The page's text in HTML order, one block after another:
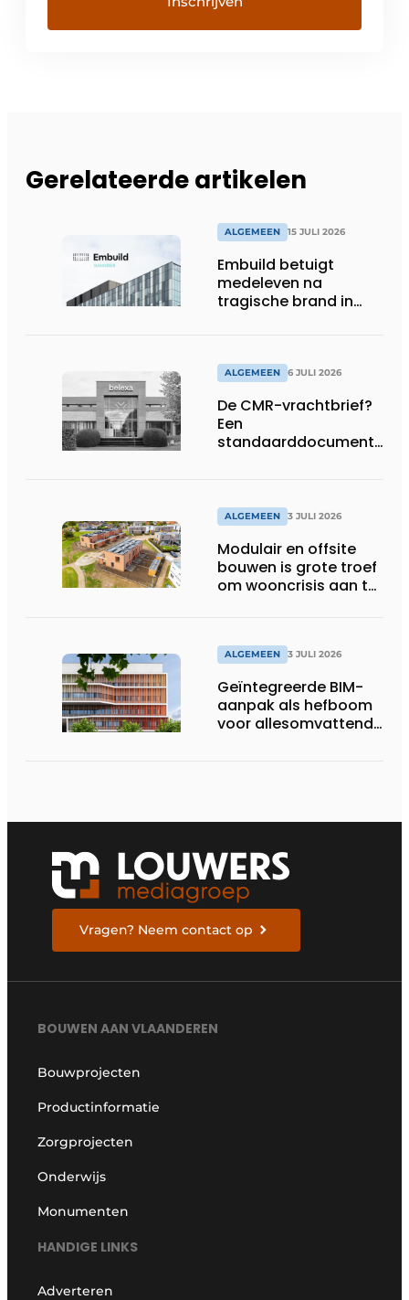
Gerelateerde artikelen
ALGEMEEN 15 JULI 2026
Embuild betuigt
medeleven na
tragische brand in
ALGEMEEN 6 JULI 2026
De CMR-vrachtbrief?
Een
standaarddocument
ALGEMEEN 3 JULI 2026
Modulair en offsite
bouwen is grote troef
om wooncrisis aan te
ALGEMEEN 3 JULI 2026
Geïntegreerde BIM-
aanpak als hefboom
voor allesomvattende
Vragen? Neem contact op
BOUWEN AAN VLAANDEREN
Bouwprojecten
Productinformatie
Zorgprojecten
Onderwijs
Monumenten
HANDIGE LINKS
Adverteren